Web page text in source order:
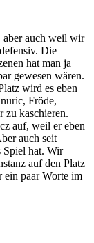
aber auch weil wir
Die
hat man ja
gewesen wären.
wird es eben
Fröde,
zu kaschieren.
auf, weil er eben
auch seit
Spiel hat. Wir
auf den Platz
ein paar Worte im